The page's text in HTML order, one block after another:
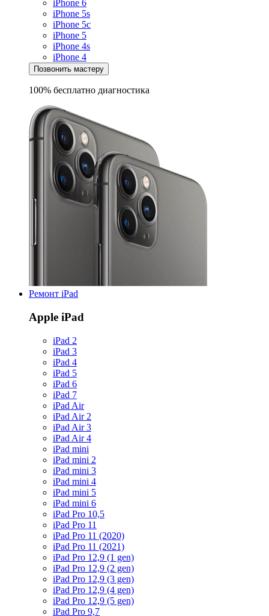
iPhone 6
iPhone 5s
iPhone 5c
iPhone 5
iPhone 4s
iPhone 4
Позвонить мастеру
100% бесплатно диагностика
Ремонт iPad
Apple iPad
iPad 2
iPad 3
iPad 4
iPad 5
iPad 6
iPad 7
iPad Air
iPad Air 2
iPad Air 3
iPad Air 4
iPad mini
iPad mini 2
iPad mini 3
iPad mini 4
iPad mini 5
iPad mini 6
iPad Pro 10,5
iPad Pro 11
iPad Pro 11 (2020)
iPad Pro 11 (2021)
iPad Pro 12,9 (1 gen)
iPad Pro 12,9 (2 gen)
iPad Pro 12,9 (3 gen)
iPad Pro 12,9 (4 gen)
iPad Pro 12,9 (5 gen)
iPad Pro 9,7